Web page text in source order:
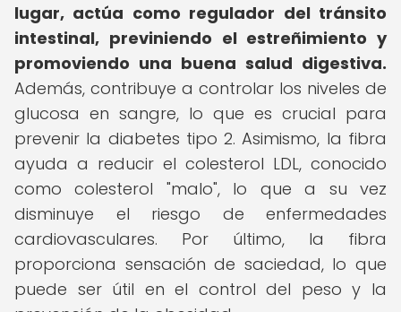
lugar, actúa como regulador del tránsito
intestinal, previniendo el estreñimiento y
promoviendo una buena salud digestiva.
Además, contribuye a controlar los niveles de
glucosa en sangre, lo que es crucial para
prevenir la diabetes tipo 2. Asimismo, la fibra
ayuda a reducir el colesterol LDL, conocido
como colesterol "malo", lo que a su vez
disminuye el riesgo de enfermedades
cardiovasculares. Por último, la fibra
proporciona sensación de saciedad, lo que
puede ser útil en el control del peso y la